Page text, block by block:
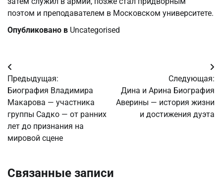
поэтом и преподавателем в Московском университете.
Опубликовано в Uncategorised
Навигация
по
записям
Предыдущая:
Биография Владимира
Макарова — участника
группы Садко — от ранних
лет до признания на
мировой сцене
Следующая:
Дина и Арина Биография
Аверины — история жизни
и достижения дуэта
Связанные записи